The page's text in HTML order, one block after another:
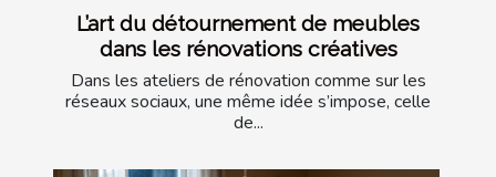
L’art du détournement de meubles
dans les rénovations créatives
Dans les ateliers de rénovation comme sur les
réseaux sociaux, une même idée s’impose, celle
de...